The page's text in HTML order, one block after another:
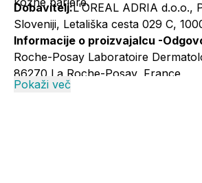
Dobavitelj:L'OREAL ADRIA d.o.o.,
Sloveniji, Letališka cesta 029 C,
Informacije o proizvajalcu -
Roche-Posay Laboratoire
86270 La Roche-Posay, France
Informacije o proizvajalcu -
Pokaži več